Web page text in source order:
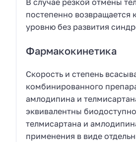
В случае резкой отмены
постепенно возвращается
уровню без развития
Фармакокинетика
Скорость и степень
комбинированного
амлодипина и
эквивалентны
телмисартана и
применения в виде